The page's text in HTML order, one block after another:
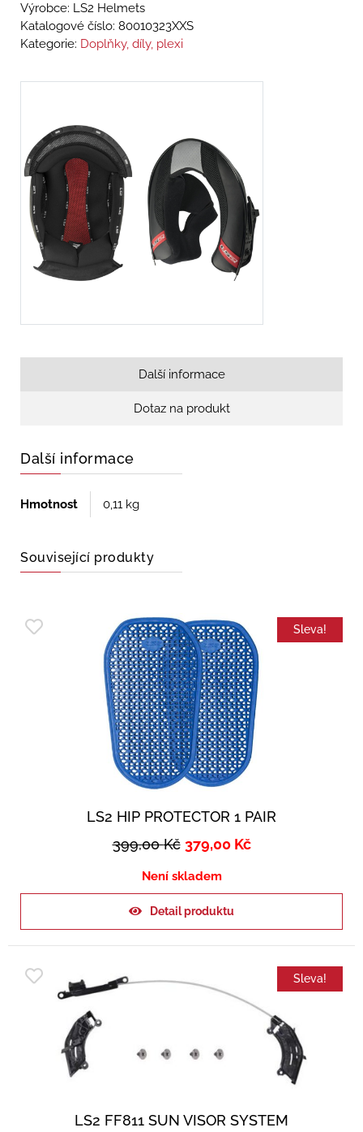
Výrobce: LS2 Helmets
Katalogové číslo: 80010323XXS
Kategorie: Doplňky, díly, plexi
Další informace
Dotaz na produkt
Další informace
Hmotnost 0,11 kg
Související produkty
Sleva!
LS2 HIP PROTECTOR 1 PAIR
399,00Kč 379,00 Kč
Není skladem
Detail produktu
Sleva!
LS2 FF811 SUN VISOR SYSTEM